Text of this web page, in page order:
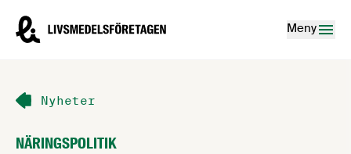
Livsmedelsföretagen – till startsidan
Meny
Nyheter
NÄRINGSPOLITIK